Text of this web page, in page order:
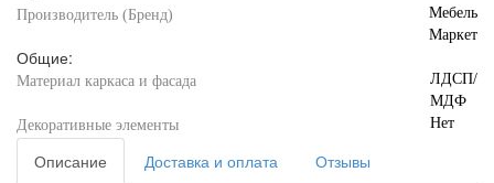
Производитель (Бренд)
Мебель
Маркет
Общие:
Материал каркаса и фасада
ЛДСП/
МДФ
Декоративные элементы
Нет
Описание Доставка и оплата
Отзывы